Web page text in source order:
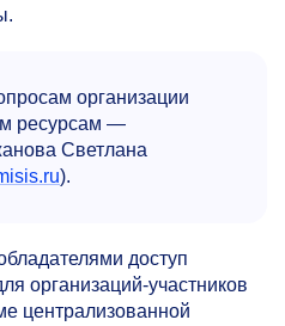
организации
ресурсам —
Светлана
).
доступ
организаций-участников
централизованной